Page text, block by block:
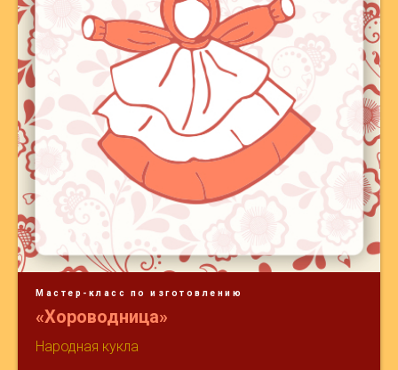
Мастер-класс по изготовлению
«Хороводница»
Народная кукла